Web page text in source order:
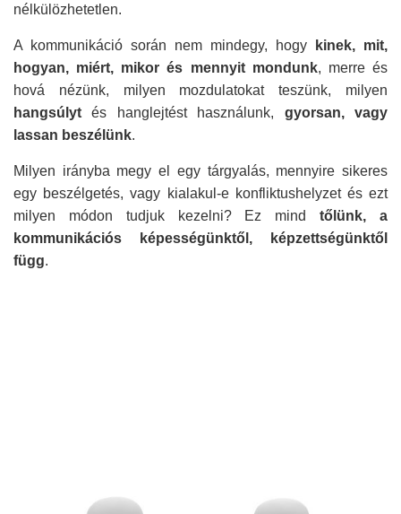
nélkülözhetetlen.
A kommunikáció során nem mindegy, hogy
kinek, mit,
hogyan, miért, mikor és mennyit mondunk, merre és
hová nézünk, milyen mozdulatokat teszünk, milyen
hangsúlyt és hanglejtést használunk, gyorsan, vagy
lassan beszélünk.
Milyen irányba megy el egy tárgyalás, mennyire sikeres
egy beszélgetés, vagy kialakul-e konfliktushelyzet és ezt
milyen módon tudjuk kezelni? Ez mindtőlünk, a
kommunikációs képességünktől, képzettségünktől
függ.